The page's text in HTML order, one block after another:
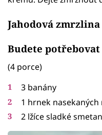
Jahodová zmrzlina
Budete potřebovat
(4 porce)
3 banány
1 hrnek
2 lžíce sladké